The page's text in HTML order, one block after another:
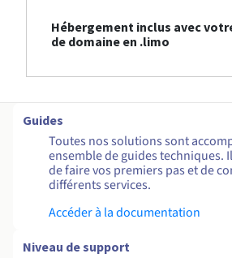
Hébergement inclus avec
de domaine en .limo
Guides
Toutes nos solutions sont
ensemble de guides techniques.
de faire vos premiers pas et de
différents services.
Accéder à la documentation
Niveau de support